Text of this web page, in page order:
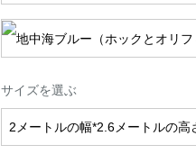
サイズを選ぶ
2メートルの幅*2.6メートルの高